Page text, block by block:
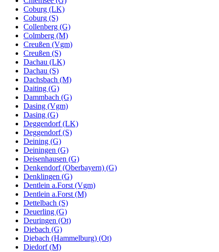
Coburg (LK)
Coburg (S)
Collenberg (G)
Colmberg (M)
Creußen (Vgm)
Creußen (S)
Dachau (LK)
Dachau (S)
Dachsbach (M)
Daiting (G)
Dammbach (G)
Dasing (Vgm)
Dasing (G)
Deggendorf (LK)
Deggendorf (S)
Deining (G)
Deiningen (G)
Deisenhausen (G)
Denkendorf (Oberbayern) (G)
Denklingen (G)
Dentlein a.Forst (Vgm)
Dentlein a.Forst (M)
Dettelbach (S)
Deuerling (G)
Deuringen (Ot)
Diebach (G)
Diebach (Hammelburg) (Ot)
Diedorf (M)